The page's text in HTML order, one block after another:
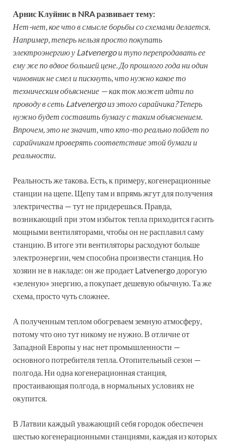
Арнис Клуйнис в NRA развивает тему:
Нет-нет, кое что в смысле борьбы со схемами делается.
Например, теперь нельзя просто покупать
электроэнергию у Latvenergo и тупо перепродавать ее
ему же по вдвое большей цене. До прошлого года ни один
чиновник не смел и пискнуть, что нужно какое то
техническим объяснение — как ток может идти по
проводу в сеть Latvenergo из этого сарайчика? Теперь
нужно будет составить бумагу с таким объяснением.
Впрочем, это не значит, что кто-то реально пойдет по
сарайчикам проверять соответствие этой бумаги и
реальности.
Реальность же такова. Есть, к примеру, когенерационные
станции на щепе. Щепу там и впрямь жгут для получения
электричества — тут не придерешься. Правда,
возникающий при этом избыток тепла приходится гасить
мощными вентиляторами, чтобы он не расплавил саму
станцию. В итоге эти вентиляторы расходуют больше
электроэнергии, чем способна произвести станция. Но
хозяин не в накладе: он же продает Latvenergo дорогую
«зеленую» энергию, а покупает дешевую обычную. Та же
схема, просто чуть сложнее.
А полученным теплом обогреваем земную атмосферу,
потому что оно тут никому не нужно. В отличие от
Западной Европы у нас нет промышленности —
основного потребителя тепла. Отопительный сезон —
полгода. Ни одна когенерационная станция,
простаивающая полгода, в нормальных условиях не
окупится.
В Латвии каждый уважающий себя городок обеспечен
шестью когенерационными станциями, каждая из которых